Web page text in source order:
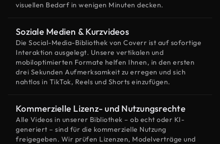
visuellen Bedarf in wenigen Minuten decken.
Soziale Medien & Kurzvideos
Die Social-Media-Bibliothek von Coverr ist auf sofortige
Interaktion ausgelegt. Unsere vertikalen und
mobiloptimierten Formate helfen Ihnen, in den ersten
drei Sekunden Aufmerksamkeit zu erregen und sich
nahtlos in TikTok, Reels und Shorts einzufügen.
Kommerzielle Lizenz- und Nutzungsrechte
Alle Videos in unserer Bibliothek – ob echt oder KI-
generiert – sind für die kommerzielle Nutzung
freigegeben. Wir prüfen Lizenzen, Modelverträge und